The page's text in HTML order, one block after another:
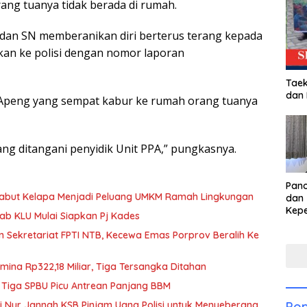
tuanya tidak berada di rumah.
SN memberanikan diri berterus terang kepada
ke polisi dengan nomor laporan
yang sempat kabur ke rumah orang tuanya
ditangani penyidik Unit PPA,” pungkasnya.
Kelapa Menjadi Peluang UMKM Ramah Lingkungan
KLU Mulai Siapkan Pj Kades
Sekretariat FPTI NTB, Kecewa Emas Porprov Beralih Ke
Rp322,18 Miliar, Tiga Tersangka Ditahan
SPBU Picu Antrean Panjang BBM
dan
dan